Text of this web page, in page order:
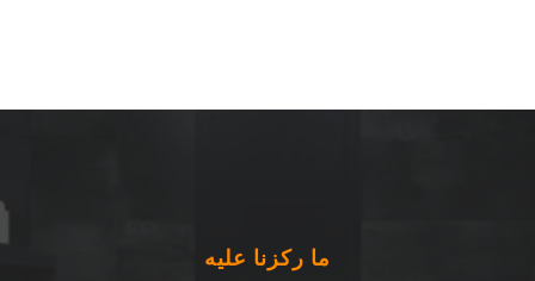
ما ركزنا عليه